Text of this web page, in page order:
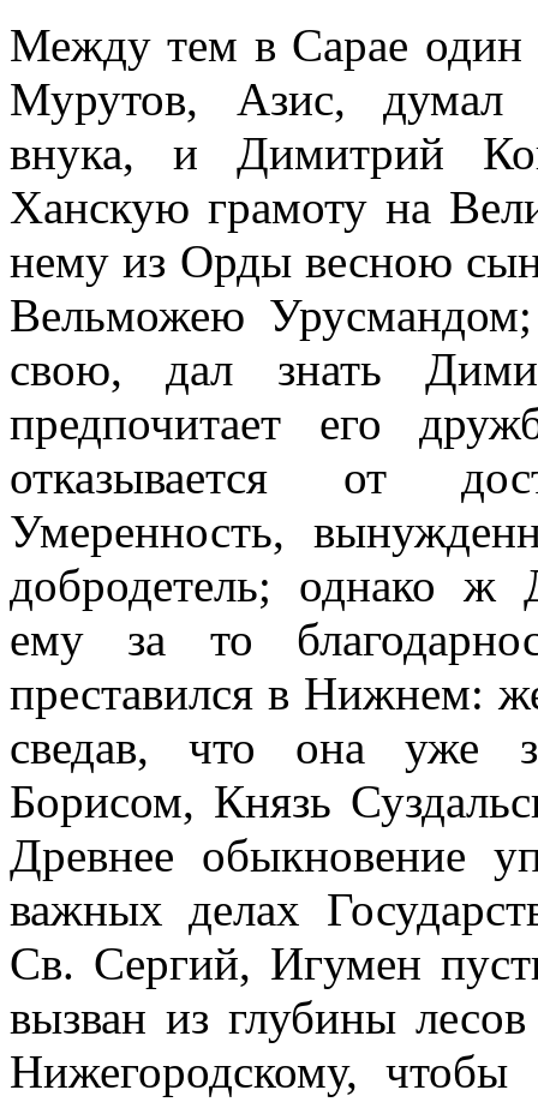
Между тем в Сарае один
Мурутов, Азис, думал
внука, и Димитрий
Ханскую грамоту на
нему из Орды весною
Вельможею
свою, дал знать
предпочитает его
отказывается от
Умеренность,
добродетель; однако ж
ему за то
преставился в Нижнем:
сведав, что она уже
Борисом, Князь
Древнее обыкновение
важных делах
Св. Сергий, Игумен
вызван из глубины
Нижегородскому,